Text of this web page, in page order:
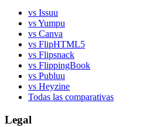
vs Issuu
vs Yumpu
vs Canva
vs FlipHTML5
vs Flipsnack
vs FlippingBook
vs Publuu
vs Heyzine
Todas las comparativas
Legal